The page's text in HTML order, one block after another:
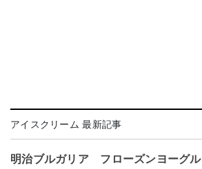
アイスクリーム 最新記事
明治ブルガリア フローズンヨーグル